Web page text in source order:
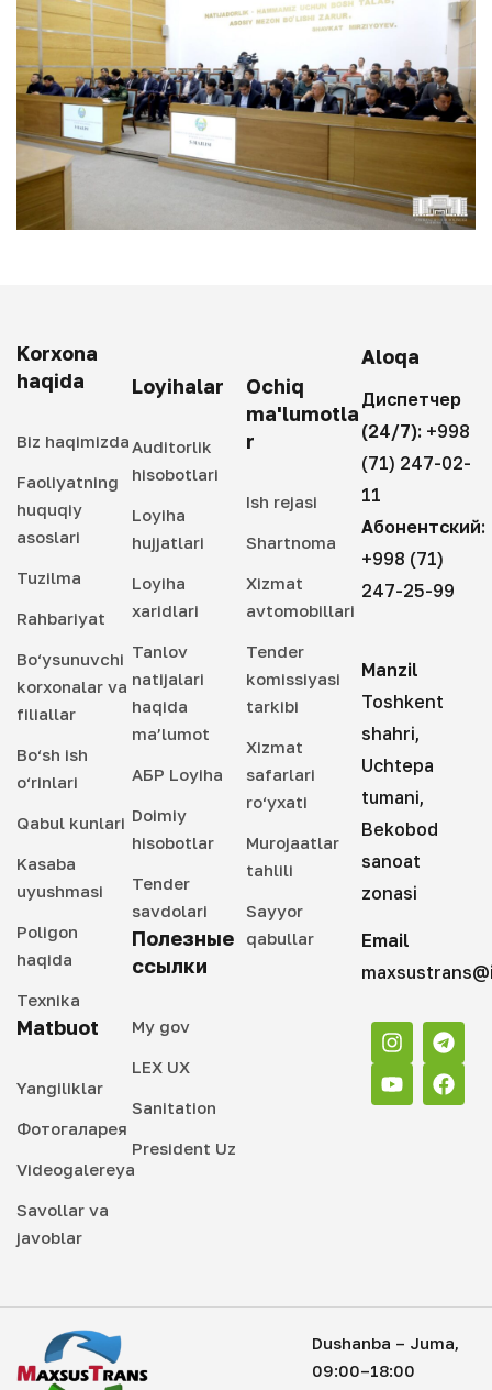
Korxona
haqida
Biz haqimizda
Faoliyatning
huquqiy
asoslari
Tuzilma
Rahbariyat
Bo‘ysunuvchi
korxonalar va
filiallar
Bo‘sh ish
o‘rinlari
Qabul kunlari
Kasaba
uyushmasi
Poligon
haqida
Texnika
Matbuot
Yangiliklar
Фотогаларея
Videogalereya
Savollar va
javoblar
Loyihalar
Auditorlik
hisobotlari
Loyiha
hujjatlari
Loyiha
xaridlari
Tanlov
natijalari
haqida
ma’lumot
АБР Loyiha
Doimiy
hisobotlar
Tender
savdolari
Полезные
ссылки
My gov
LEX UX
Sanitation
President Uz
Ochiq
ma'lumotla
r
Ish rejasi
Shartnoma
Xizmat
avtomobillari
Tender
komissiyasi
tarkibi
Xizmat
safarlari
ro‘yxati
Murojaatlar
tahlili
Sayyor
qabullar
Aloqa
Диспетчер
(24/7): +998
(71) 247-02-
11
Абонентский:
+998 (71)
247-25-99
Manzil
Toshkent
shahri,
Uchtepa
tumani,
Bekobod
sanoat
zonasi
Email
Dushanba – Juma,
09:00–18:00